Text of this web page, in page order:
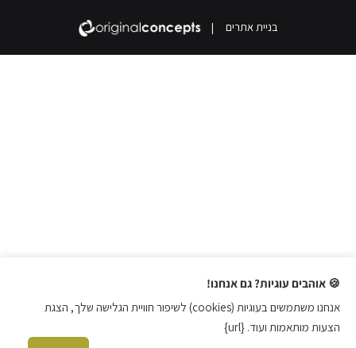
בניית אתרים |
🍪 אוהבים עוגיות? גם אנחנו!
אנחנו משתמשים בעוגיות (cookies) לשיפור חוויית הגלישה שלך, הצגת
הצעות מותאמות ועוד. {url}